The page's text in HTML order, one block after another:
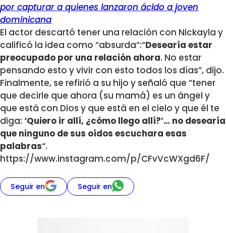
por capturar a quienes lanzaron ácido a joven
dominicana
El actor descartó tener una relación con Nickayla y
calificó la idea como “absurda”:“Desearía estar
preocupado por una relación ahora. No estar
pensando esto y vivir con esto todos los días”, dijo.
Finalmente, se refirió a su hijo y señaló que “tener
que decirle que ahora (su mamá) es un ángel y
que está con Dios y que está en el cielo y que él te
diga: ‘Quiero ir allí, ¿cómo llego allí?’… no desearía
que ninguno de sus oídos escuchara esas
palabras“.
https://www.instagram.com/p/CFvVcWXgd6F/
Seguir en Seguir en